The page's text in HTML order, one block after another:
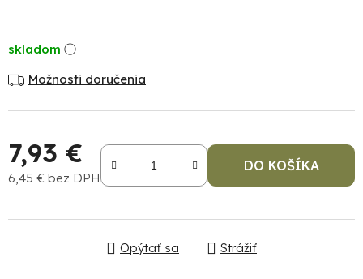
skladom
Možnosti doručenia
7,93 €
6,45 € bez DPH
DO KOŠÍKA
Opýtať sa Strážiť